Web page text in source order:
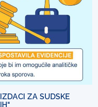
ZA SUDSKE